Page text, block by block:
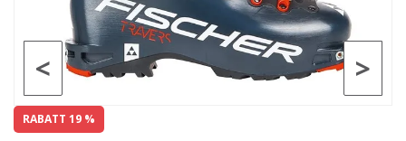
>
<
RABATT 19 %